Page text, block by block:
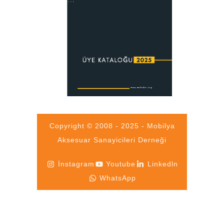
Copyright © 2008 - 2025 - Mobilya
Aksesuar Sanayicileri Derneği
İnstagram Youtube
Linkedln
WhatsApp